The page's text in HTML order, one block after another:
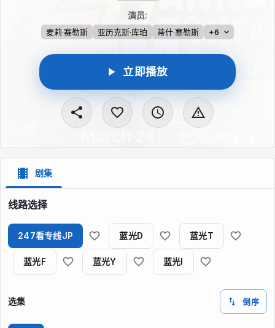
演员:
麦莉·赛勒斯 亚历克斯·库珀 蒂什·塞勒斯 +6
立即播放
剧集
线路选择
247看专线JP 蓝光D 蓝光T
蓝光F 蓝光Y 蓝光I
选集 倒序